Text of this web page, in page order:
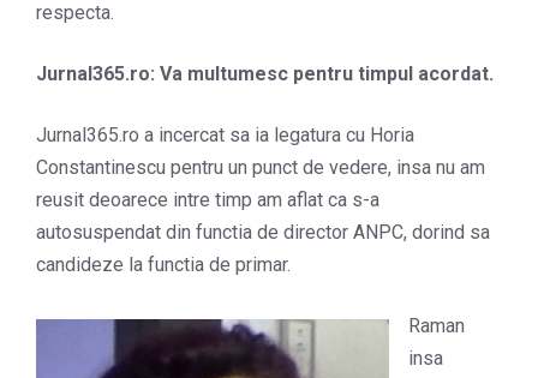
respecta.
Jurnal365.ro: Va multumesc pentru timpul acordat.
Jurnal365.ro a incercat sa ia legatura cu Horia
Constantinescu pentru un punct de vedere, insa nu am
reusit deoarece intre timp am aflat ca s-a
autosuspendat din functia de director ANPC, dorind sa
candideze la functia de primar.
Raman
insa